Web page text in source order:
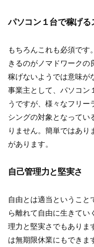
パソコン１台で稼げる
もちろんこれも必須で
きるのがノマドワーク
稼げないようでは意味が
事業主として、パソコン
うですが、様々なフリー
シングの対象となってい
りません。簡単ではあ
があります。
自己管理力と堅実さ
自由とは適当というこ
ら離れて自由に生きてい
理力と堅実さでもありま
は無期限休業にもできま